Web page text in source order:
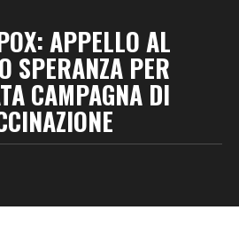
APPELLO AL
SPERANZA PER
CAMPAGNA DI